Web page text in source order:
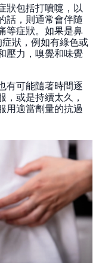
狀包括打噴嚏，以
話，則通常會伴隨
等症狀。如果是鼻
狀，例如有綠色或
壓力，嗅覺和味覺
有可能隨著時間逐
或是持續太久，
用適當劑量的抗過